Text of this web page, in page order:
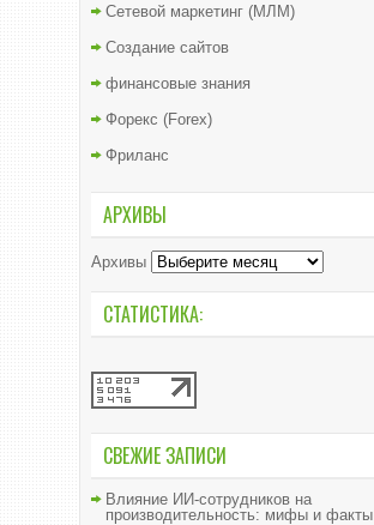
Сетевой маркетинг (МЛМ)
Создание сайтов
финансовые знания
Форекс (Forex)
Фриланс
АРХИВЫ
Архивы
СТАТИСТИКА:
СВЕЖИЕ ЗАПИСИ
Влияние ИИ‑сотрудников на
производительность: мифы и факты